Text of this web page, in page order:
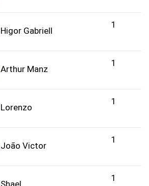
Higor Gabriell
1
Arthur Manz
1
Lorenzo
1
João Victor
1
1